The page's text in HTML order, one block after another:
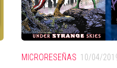
MICRORESEÑAS 10/04/